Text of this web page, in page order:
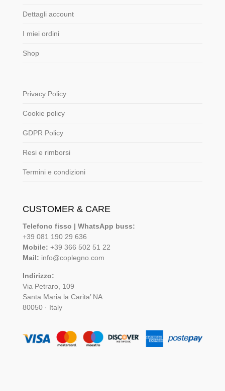
Dettagli account
I miei ordini
Shop
Privacy Policy
Cookie policy
GDPR Policy
Resi e rimborsi
Termini e condizioni
CUSTOMER & CARE
Telefono fisso | WhatsApp buss:
+39 081 190 29 636
Mobile: +39 366 502 51 22
Mail: info@coplegno.com
Indirizzo:
Via Petraro, 109
Santa Maria la Carita’ NA
80050 · Italy